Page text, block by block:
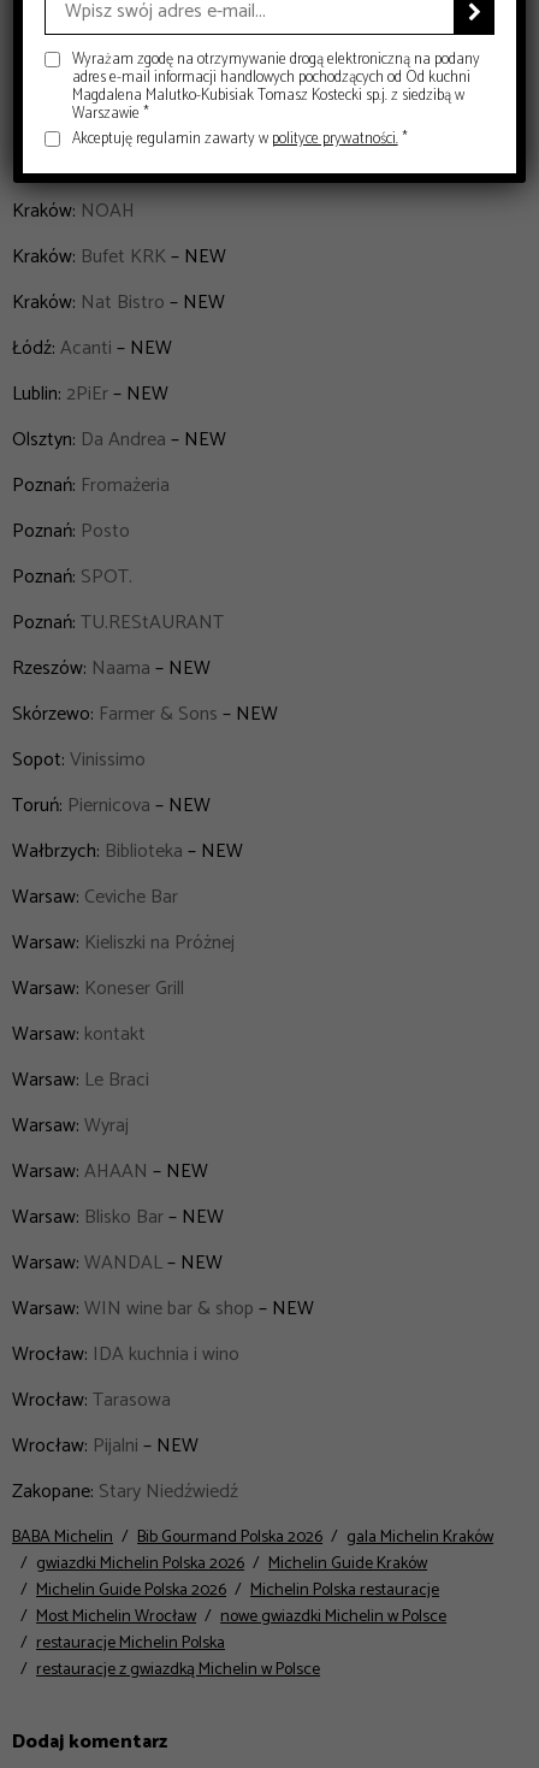
Katowice:KRZYWA Sztuka Wina– NEW
Kielce: The Moment– NEW
Kraków:Folga
Kraków:MOLÁM
Kraków: NOAH
Kraków: Bufet KRK– NEW
Kraków: Nat Bistro– NEW
Łódź:Acanti– NEW
Lublin: 2PiEr– NEW
Olsztyn: Da Andrea– NEW
Poznań: Fromażeria
Poznań: Posto
Poznań: SPOT.
Poznań:TU.REStAURANT
Rzeszów: Naama– NEW
Skórzewo: Farmer & Sons– NEW
Sopot:Vinissimo
Toruń: Piernicova– NEW
Wałbrzych: Biblioteka– NEW
Warsaw: Ceviche Bar
Warsaw: Kieliszki na Próżnej
Warsaw: Koneser Grill
Warsaw: kontakt
Warsaw: Le Braci
Warsaw:Wyraj
Warsaw:AHAAN – NEW
Warsaw: Blisko Bar– NEW
Warsaw:WANDAL– NEW
Warsaw:WIN wine bar & shop– NEW
Wrocław: IDA kuchnia i wino
Wrocław:Tarasowa
Wrocław: Pijalni– NEW
Zakopane: Stary Niedźwiedź
BABA Michelin Bib Gourmand Polska 2026
gala Michelin Kraków
gwiazdki Michelin Polska 2026
Michelin Guide Kraków
Michelin Guide Polska 2026
Michelin Polska restauracje
Most Michelin Wrocław
nowe gwiazdki Michelin w Polsce
restauracje Michelin Polska
restauracje z gwiazdką Michelin w Polsce
Dodaj komentarz

Wyrażam zgodę na otrzymywanie drogą elektroniczną na podany
adres e-mail informacji handlowych pochodzących od Od kuchni
Magdalena Malutko-Kubisiak Tomasz Kostecki sp.j. z siedzibą w
Warszawie *
Akceptuję regulamin zawarty wpolityce prywatności.*